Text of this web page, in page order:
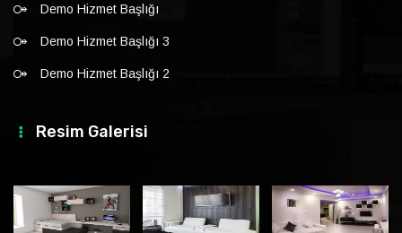
Demo Hizmet Başlığı
Demo Hizmet Başlığı 3
Demo Hizmet Başlığı 2
Resim Galerisi